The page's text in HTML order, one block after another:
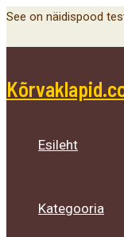
Skip
See on näidispood
Esileht
Kategooria